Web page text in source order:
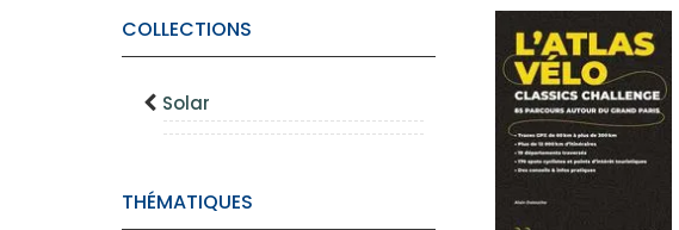
COLLECTIONS
Solar
THÉMATIQUES